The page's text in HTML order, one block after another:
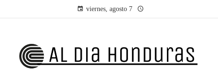
viernes, agosto 7